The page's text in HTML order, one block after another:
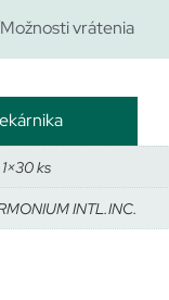
Možnosti vrátenia
ks
INTL.INC.